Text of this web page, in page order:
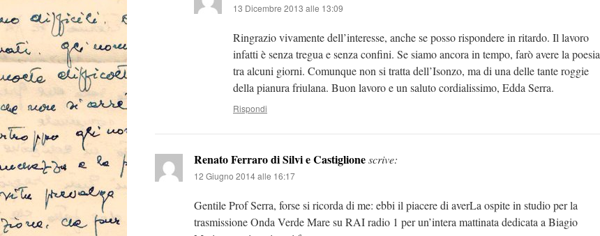
13 Dicembre 2013 alle 13:09
Ringrazio vivamente dell’interesse, anche se posso rispondere in ritardo. Il lavoro
infatti è senza tregua e senza confini. Se siamo ancora in tempo, farò avere la poesia
tra alcuni giorni. Comunque non si tratta dell’Isonzo, ma di una delle tante roggie
della pianura friulana. Buon lavoro e un saluto cordialissimo, Edda Serra.
Rispondi
Renato Ferraro di Silvi e Castiglionescrive:
12 Giugno 2014 alle 16:17
Gentile Prof Serra, forse si ricorda di me: ebbi il piacere di averLa ospite in studio per la
trasmissione Onda Verde Mare su RAI radio 1 per un’intera mattinata dedicata a Biagio